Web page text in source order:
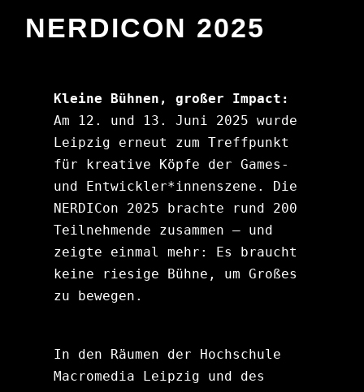
NERDICON 2025
Am 12. und 13. Juni 2025 wurde
Leipzig erneut zum Treffpunkt
für kreative Köpfe der Games-
und Entwickler*innenszene. Die
NERDICon 2025 brachte rund 200
Teilnehmende zusammen – und
zeigte einmal mehr: Es braucht
keine riesige Bühne, um Großes
zu bewegen.
In den Räumen der Hochschule
Macromedia Leipzig und des